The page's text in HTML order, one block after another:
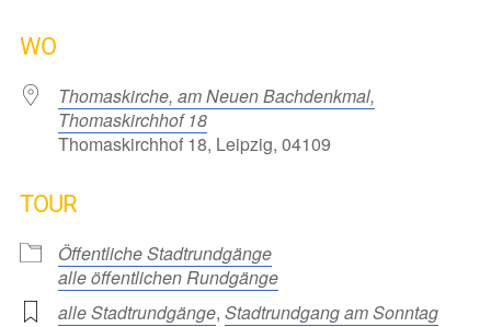
WO
Thomaskirche, am Neuen Bachdenkmal,
Thomaskirchhof 18
Thomaskirchhof 18, Leipzig, 04109
TOUR
Öffentliche Stadtrundgänge
alle öffentlichen Rundgänge
alle Stadtrundgänge, Stadtrundgang am Sonntag